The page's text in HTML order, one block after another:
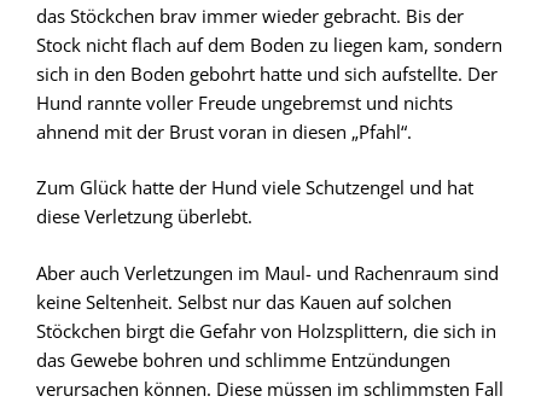
das Stöckchen brav immer wieder gebracht. Bis der
Stock nicht flach auf dem Boden zu liegen kam, sondern
sich in den Boden gebohrt hatte und sich aufstellte. Der
Hund rannte voller Freude ungebremst und nichts
ahnend mit der Brust voran in diesen „Pfahl“.
Zum Glück hatte der Hund viele Schutzengel und hat
diese Verletzung überlebt.
Aber auch Verletzungen im Maul- und Rachenraum sind
keine Seltenheit. Selbst nur das Kauen auf solchen
Stöckchen birgt die Gefahr von Holzsplittern, die sich in
das Gewebe bohren und schlimme Entzündungen
verursachen können. Diese müssen im schlimmsten Fall